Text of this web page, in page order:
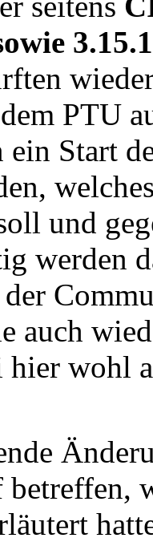
PTU
ein Start
und
werden
auch
hier wohl